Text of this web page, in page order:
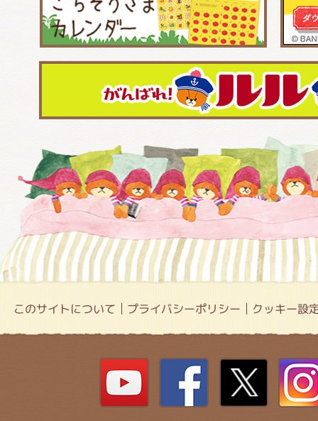
このサイトについて プライバシーポリシー クッキー設